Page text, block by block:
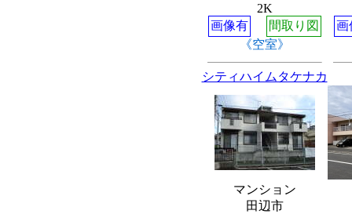
2K
画像有
間取り図
《空室》
画
シティハイムタケナカ
マンション
田辺市